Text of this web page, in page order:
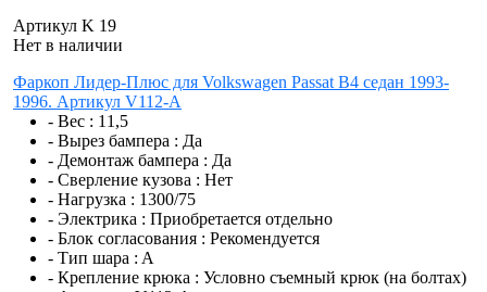
Артикул K 19
Нет в наличии
Фаркоп Лидер-Плюс для Volkswagen Passat B4 седан 1993-
1996. Артикул V112-A
- Вес : 11,5
- Вырез бампера : Да
- Демонтаж бампера : Да
- Сверление кузова : Нет
- Нагрузка : 1300/75
- Электрика : Приобретается отдельно
- Блок согласования : Рекомендуется
- Тип шара : A
- Крепление крюка : Условно съемный крюк (на болтах)